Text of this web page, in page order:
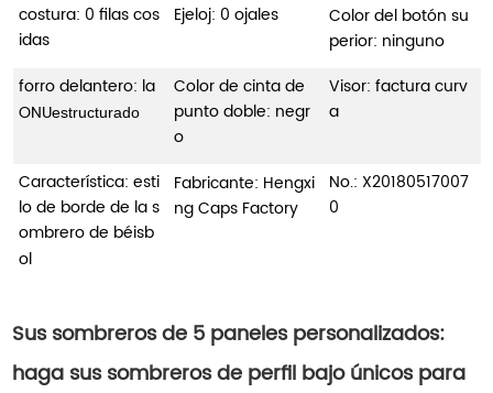
costura: 0 filas cos
idas
Ejeloj: 0 ojales
Color del botón su
perior: ninguno
forro delantero: la
ONUestructurado
Color de cinta de
punto doble: negr
o
Visor: factura curv
a
Característica: esti
lo de borde de la s
ombrero de béisb
ol
Fabricante: Hengxi
ng Caps Factory
No.: X20180517007
0
Sus sombreros de 5 paneles personalizados:
haga sus sombreros de perfil bajo únicos para